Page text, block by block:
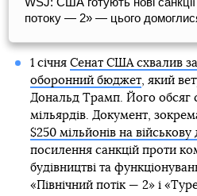
потоку — 2» — цього домоглися
1 січня Сенат США схвалив
оборонний бюджет, який
Дональд Трамп. Його обсяг
мільярдів. Документ,
$250 мільйонів на військову
посилення санкцій проти
будівництві та
«Північний потік — 2» і